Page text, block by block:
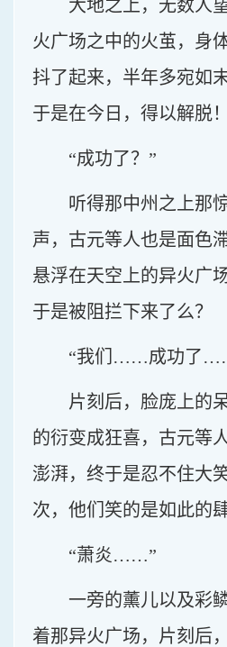
大地之上，无数人
火广场之中的火茧，身
抖了起来，半年多宛如
于是在今日，得以解脱！
“成功了？”
听得那中州之上那
声，古元等人也是面色
悬浮在天空上的异火广
于是被阻拦下来了么？
“我们……成功了
片刻后，脸庞上的
的衍变成狂喜，古元等
澎湃，终于是忍不住大
次，他们笑的是如此的
“萧炎……”
一旁的薰儿以及彩
着那异火广场，片刻后